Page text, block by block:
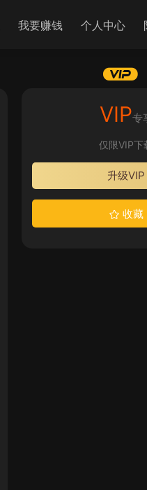
我要赚钱 个人中心
VIP专
仅限VIP下
升级VIP
收藏